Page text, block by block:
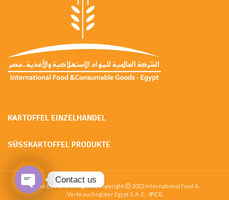
KARTOFFEL EINZELHANDEL
SÜSSKARTOFFEL PRODUKTE
Made ByAbstracteg.comCopyright
2023 International Food &
Verbrauchsgüter Egypt S. A. E. -IFCG
Contact us